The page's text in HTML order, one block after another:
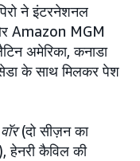
ने इंटरनेशनल
Amazon MGM
अमेरिका, कनाडा
के साथ मिलकर पेश
(दो सीज़न का
हेनरी कैविल की